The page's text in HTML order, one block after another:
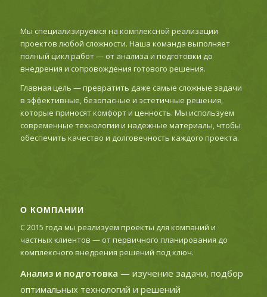
Мы специализируемся на комплексной реализации
проектов любой сложности. Наша команда выполняет
полный цикл работ — от анализа и подготовки до
внедрения и сопровождения готового решения.
Главная цель — превратить даже самые сложные задачи
в эффективные, безопасные и эстетичные решения,
которые приносят комфорт и ценность. Мы используем
современные технологии и надежные материалы, чтобы
обеспечить качество и долговечность каждого проекта.
О КОМПАНИИ
С 2015 года мы реализуем проекты для компаний и
частных клиентов — от первичного планирования до
комплексного внедрения решений под ключ.
Анализ и подготовка — изучение задачи, подбор
оптимальных технологий и решений